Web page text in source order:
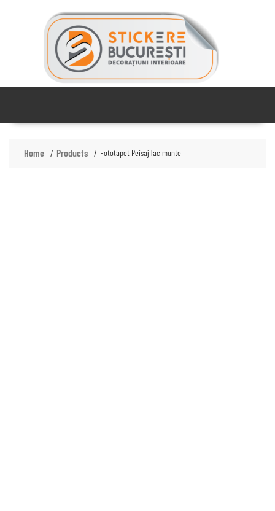
Home Products Fototapet Peisaj lac munte